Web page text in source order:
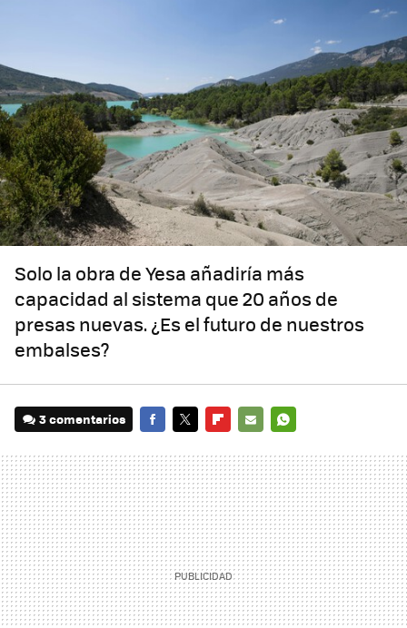
Solo la obra de Yesa añadiría más
capacidad al sistema que 20 años de
presas nuevas. ¿Es el futuro de nuestros
embalses?
3 comentarios
MAIL